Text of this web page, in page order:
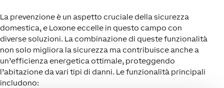
La prevenzione è un aspetto cruciale della sicurezza
domestica, e Loxone eccelle in questo campo con
diverse soluzioni. La combinazione di queste funzionalità
non solo migliora la sicurezza ma contribuisce anche a
un’efficienza energetica ottimale, proteggendo
l’abitazione da vari tipi di danni. Le funzionalità principali
includono: